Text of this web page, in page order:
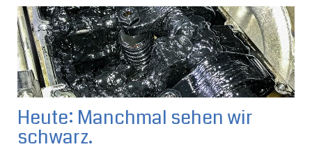
Heute: Manchmal sehen wir
schwarz.